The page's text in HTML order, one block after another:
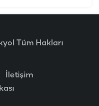
Tüm Hakları
İletişim